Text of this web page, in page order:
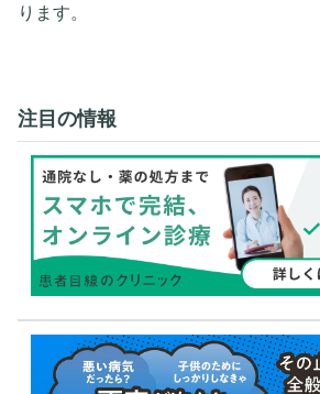
ります。
注目の情報